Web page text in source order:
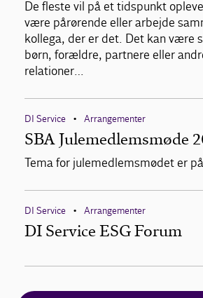
De fleste vil på et tidspunkt
være pårørende eller arbejde
kollega, der er det. Det kan være
børn, forældre, partnere eller
relationer…
DI Service • Arrangementer
SBA Julemedlemsmøde
Tema for julemedlemsmødet er
DI Service • Arrangementer
DI Service ESG Forum